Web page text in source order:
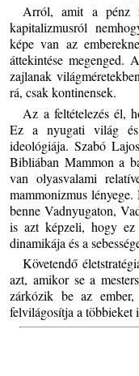
Arról, amit a pénz
kapitalizmusról
képe van az
áttekintése megenged.
zajlanak
rá, csak kontinensek.
Az a feltételezés él,
Ez a nyugati világ
ideológiája. Szabó
Bibliában Mammon a
van olyasvalami
mammonizmus
benne Vadnyugaton,
is azt képzeli, hogy
dinamikája és a
Követendő
azt, amikor se a
zárkózik be az
felvilágosítja a többieket